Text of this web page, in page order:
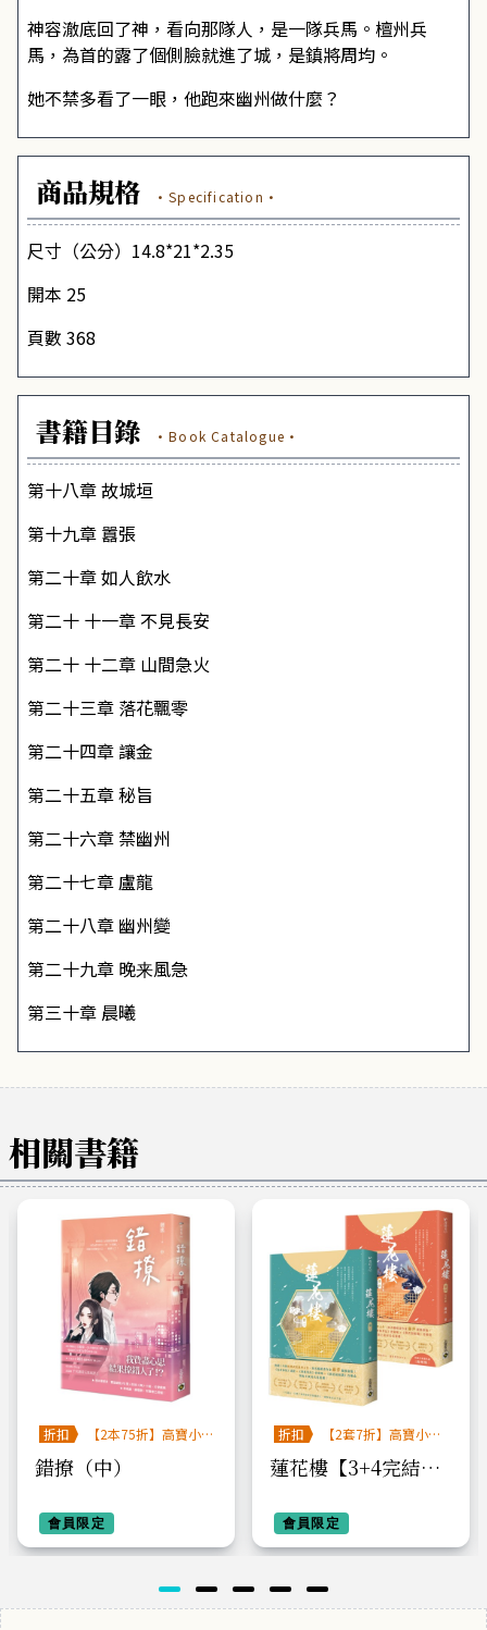
神容澈底回了神，看向那隊人，是一隊兵馬。檀州兵
馬，為首的露了個側臉就進了城，是鎮將周均。
她不禁多看了一眼，他跑來幽州做什麼？
商品規格 ·Specification·
尺寸（公分）14.8*21*2.35
開本 25
頁數 368
書籍目錄 ·Book Catalogue·
第十八章 故城垣
第十九章 囂張
第二十章 如人飲水
第二十 十一章 不見長安
第二十 十二章 山間急火
第二十三章 落花飄零
第二十四章 讓金
第二十五章 秘旨
第二十六章 禁幽州
第二十七章 盧龍
第二十八章 幽州變
第二十九章 晚来風急
第三十章 晨曦
相關書籍
折扣
【2本75折】高寶小
錯撩（中）
會員限定
折扣
【2套7折】高寶小說
蓮花樓【3+4完結篇
花樓》原著小說
會員限定